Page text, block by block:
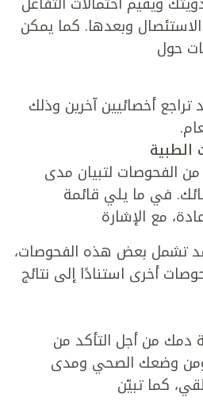
وبعدها. كما يمكن
حول
تراجع أخصائيين آخرين وذلك
الطبية
الفحوصات لتبيان مدى
في ما يلي قائمة
مع الإشارة
قد تشمل بعض هذه الفحوصات،
أخرى استنادًا إلى نتائج
دمك من أجل التأكد من
ومن وضعك الصحي ومدى
كما تبيّن